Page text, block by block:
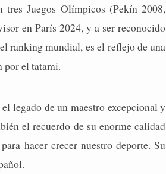
Juegos Olímpicos (Pekín 2008,
en París 2024, y a ser reconocido
ranking mundial, es el reflejo de una
por el tatami.
legado de un maestro excepcional y
el recuerdo de su enorme calidad
hacer crecer nuestro deporte. Su